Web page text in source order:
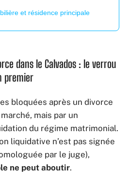
et résidence principale
dans le Calvados : le verrou
premier
bloquées après un divorce
mais par un
du régime matrimonial.
liquidative n’est pas signée
par le juge),
ne peut aboutir.